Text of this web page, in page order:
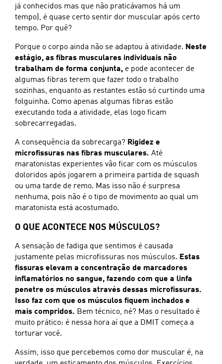
já conhecidos mas que não praticávamos há um
tempo), é quase certo sentir dor muscular após certo
tempo. Por quê?
Porque o corpo ainda não se adaptou à atividade. Neste
estágio, as fibras musculares individuais não
trabalham de forma conjunta, e pode acontecer de
algumas fibras terem que fazer todo o trabalho
sozinhas, enquanto as restantes estão só curtindo uma
folguinha. Como apenas algumas fibras estão
executando toda a atividade, elas logo ficam
sobrecarregadas.
A consequência da sobrecarga? Rigidez e
microfissuras nas fibras musculares. Até
maratonistas experientes vão ficar com os músculos
doloridos após jogarem a primeira partida de squash
ou uma tarde de remo. Mas isso não é surpresa
nenhuma, pois não é o tipo de movimento ao qual um
maratonista está acostumado.
O QUE ACONTECE NOS MÚSCULOS?
A sensação de fadiga que sentimos é causada
justamente pelas microfissuras nos músculos. Estas
fissuras elevam a concentração de marcadores
inflamatórios no sangue, fazendo com que a linfa
penetre os músculos através dessas microfissuras.
Isso faz com que os músculos fiquem inchados e
mais compridos. Bem técnico, né? Mas o resultado é
muito prático: é nessa hora aí que a DMIT começa a
torturar você.
Assim, isso que percebemos como dor muscular é, na